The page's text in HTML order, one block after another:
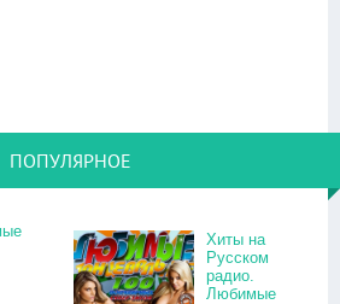
ПОПУЛЯРНОЕ
Хиты на
Русском
радио.
Любимые